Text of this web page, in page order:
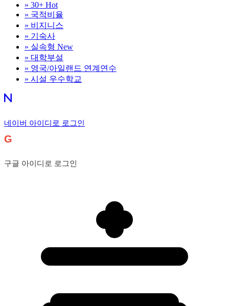
» 30+ Hot
» 국적비율
» 비지니스
» 기숙사
» 실속형 New
» 대학부설
» 영국/아일랜드 연계연수
» 시설 우수학교
네이버 아이디로 로그인
G
구글 아이디로 로그인